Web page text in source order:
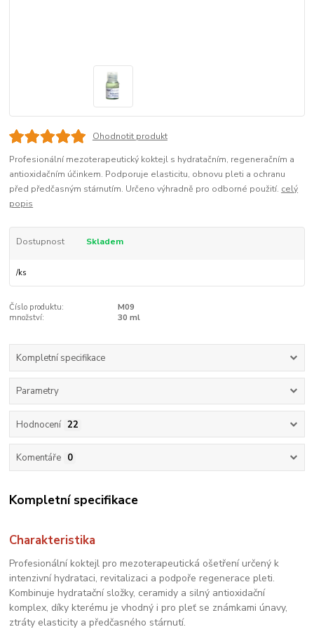
Ohodnotit produkt
Profesionální mezoterapeutický koktejl s hydratačním, regeneračním a
antioxidačním účinkem. Podporuje elasticitu, obnovu pleti a ochranu
před předčasným stárnutím. Určeno výhradně pro odborné použití. celý
popis
Dostupnost Skladem
/ks
Číslo produktu:
M09
množství:
30 ml
Kompletní specifikace
Parametry
Hodnocení 22
Komentáře 0
Kompletní specifikace
Charakteristika
Profesionální koktejl pro mezoterapeutická ošetření určený k
intenzivní hydrataci, revitalizaci a podpoře regenerace pleti.
Kombinuje hydratační složky, ceramidy a silný antioxidační
komplex, díky kterému je vhodný i pro pleť se známkami únavy,
ztráty elasticity a předčasného stárnutí.